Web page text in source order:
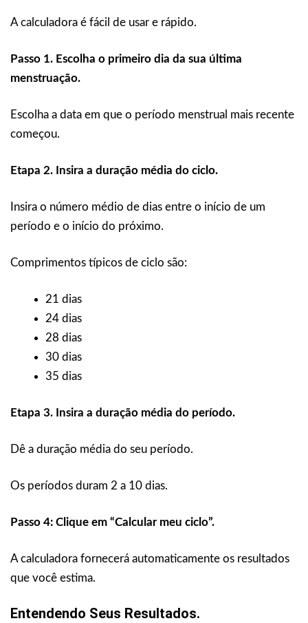
A calculadora é fácil de usar e rápido.
Passo 1. Escolha o primeiro dia da sua última
menstruação.
Escolha a data em que o período menstrual mais recente
começou.
Etapa 2. Insira a duração média do ciclo.
Insira o número médio de dias entre o início de um
período e o início do próximo.
Comprimentos típicos de ciclo são:
21 dias
24 dias
28 dias
30 dias
35 dias
Etapa 3. Insira a duração média do período.
Dê a duração média do seu período.
Os períodos duram 2 a 10 dias.
Passo 4: Clique em “Calcular meu ciclo”.
A calculadora fornecerá automaticamente os resultados
que você estima.
Entendendo Seus Resultados.